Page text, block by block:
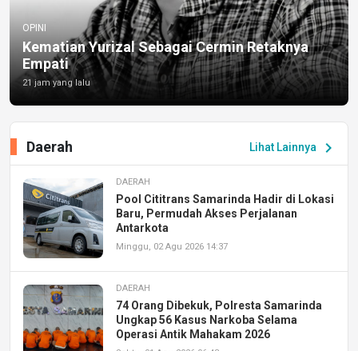
OPINI
Kematian Yurizal Sebagai Cermin Retaknya
Empati
21 jam yang lalu
Lihat Lainnya chevron_right
Daerah
DAERAH
Pool Cititrans Samarinda Hadir di Lokasi
Baru, Permudah Akses Perjalanan
Antarkota
Minggu, 02 Agu 2026 14:37
DAERAH
74 Orang Dibekuk, Polresta Samarinda
Ungkap 56 Kasus Narkoba Selama
Operasi Antik Mahakam 2026